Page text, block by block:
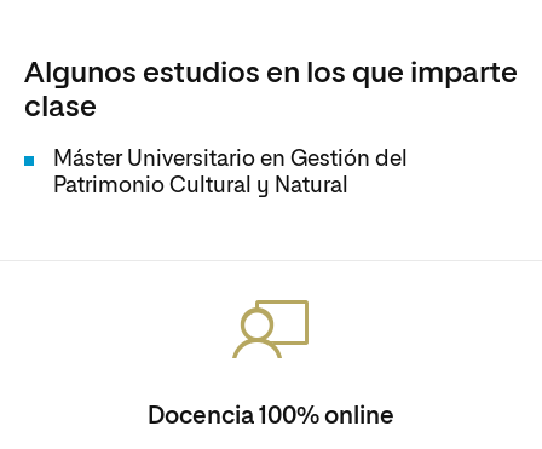
Algunos estudios en los que imparte
clase
Máster Universitario en Gestión del
Patrimonio Cultural y Natural
Docencia 100% online